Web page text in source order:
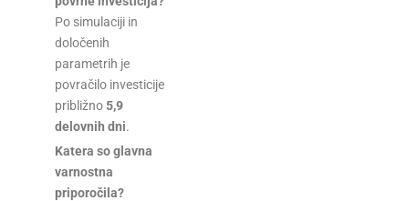
Po simulaciji in
določenih
parametrih je
povračilo investicije
približno5,9
delovnih dni.
Katera so glavna
varnostna
priporočila?